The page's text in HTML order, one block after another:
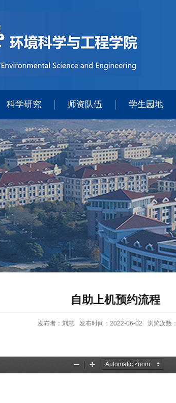
科学研究 师资队伍 学生园地
自助上机预约流程
发布者：刘慧 发布时间：2022-06-02 浏览次数：